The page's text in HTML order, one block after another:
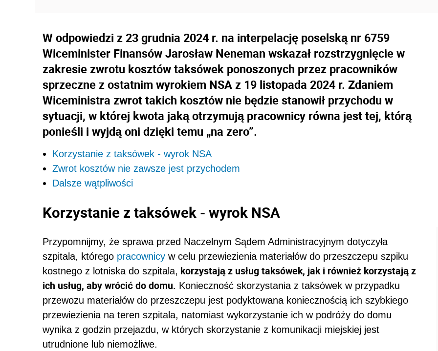
W odpowiedzi z 23 grudnia 2024 r. na interpelację poselską nr 6759
Wiceminister Finansów Jarosław Neneman wskazał rozstrzygnięcie w
zakresie zwrotu kosztów taksówek ponoszonych przez pracowników
sprzeczne z ostatnim wyrokiem NSA z 19 listopada 2024 r. Zdaniem
Wiceministra zwrot takich kosztów nie będzie stanowił przychodu w
sytuacji, w której kwota jaką otrzymują pracownicy równa jest tej, którą
ponieśli i wyjdą oni dzięki temu „na zero”.
Korzystanie z taksówek - wyrok NSA
Zwrot kosztów nie zawsze jest przychodem
Dalsze wątpliwości
Korzystanie z taksówek - wyrok NSA
Przypomnijmy, że sprawa przed Naczelnym Sądem Administracyjnym dotyczyła
szpitala, którego pracownicy w celu przewiezienia materiałów do przeszczepu szpiku
kostnego z lotniska do szpitala, korzystają z usług taksówek, jak i również korzystają z
ich usług, aby wrócić do domu. Konieczność skorzystania z taksówek w przypadku
przewozu materiałów do przeszczepu jest podyktowana koniecznością ich szybkiego
przewiezienia na teren szpitala, natomiast wykorzystanie ich w podróży do domu
wynika z godzin przejazdu, w których skorzystanie z komunikacji miejskiej jest
utrudnione lub niemożliwe.